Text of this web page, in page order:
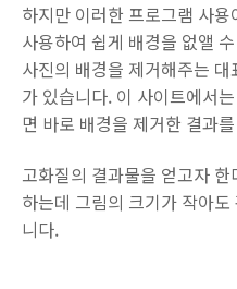
하지만 이러한 프로그램 사
사용하여 쉽게 배경을 없앨
사진의 배경을 제거해주는
가 있습니다. 이 사이트에서
면 바로 배경을 제거한 결과
고화질의 결과물을 얻고자
하는데 그림의 크기가 작아
니다.